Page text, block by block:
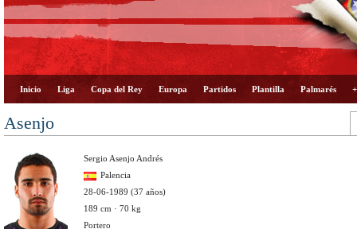
Inicio Liga Copa del Rey Europa Partidos Plantilla Palmarés
Asenjo
Sergio Asenjo Andrés
Palencia
28-06-1989 (37 años)
189 cm · 70 kg
Portero